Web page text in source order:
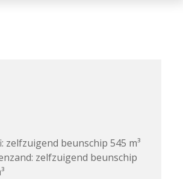
zelfzuigend beunschip 545 m³
zelfzuigend beunschip